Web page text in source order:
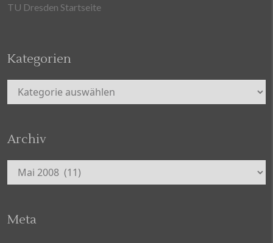
TU Dresden Startseite
Kategorien
Kategorien
Archiv
Archiv
Meta